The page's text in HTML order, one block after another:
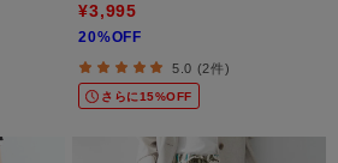
¥3,995
20%OFF
5.0 (2件)
さらに15%OFF